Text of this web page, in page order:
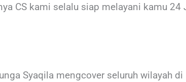
CS kami selalu siap melayani kamu 24
Syaqila mengcover seluruh wilayah di